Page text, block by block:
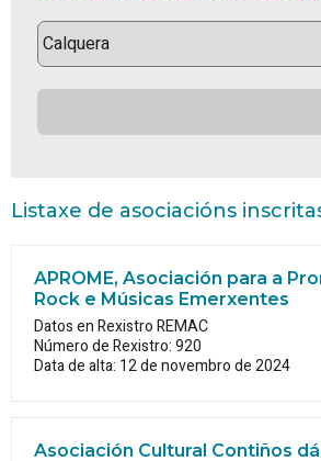
Listaxe de asociacións
APROME, Asociación para a
Rock e Músicas Emerxentes
Datos en Rexistro REMAC
Número de Rexistro: 920
Data de alta: 12 de novembro de 2024
Asociación Cultural Contiños